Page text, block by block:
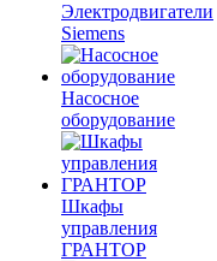
Электродвигатели
Siemens
Насосное
оборудование
Шкафы
управления
ГРАНТОР